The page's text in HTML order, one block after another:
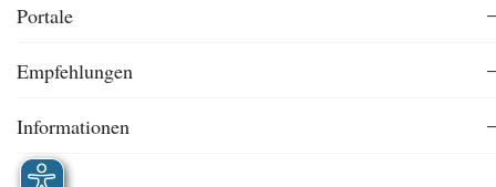
Portale
Empfehlungen
Informationen